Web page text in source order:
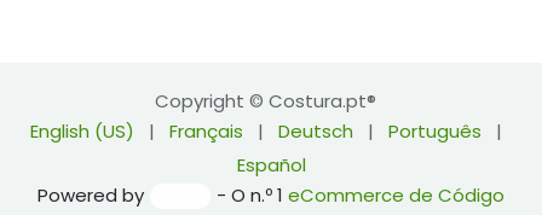
Copyright © Costura.pt®
English (US)
| Français | Deutsch | Português
|
Español
Powered by
- O n.º 1 eCommerce de Código